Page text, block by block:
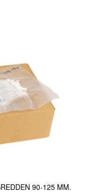
90-125 MM.